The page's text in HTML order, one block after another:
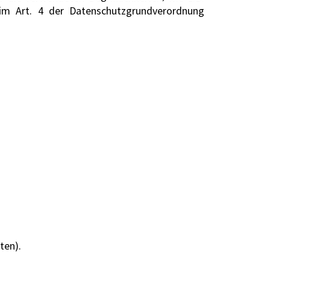
Art. 4 der Datenschutzgrundverordnung